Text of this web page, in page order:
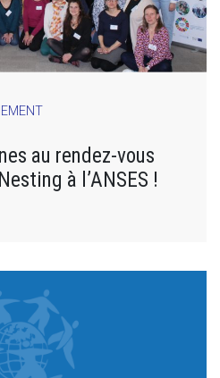
au rendez-vous
à l’ANSES !